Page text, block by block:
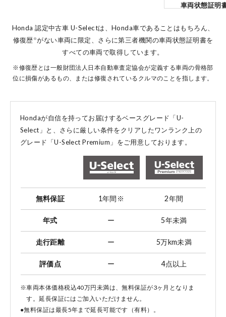
車両状態証明
Honda 認定中古車 U-Selectは、Honda車であることはもちろん、
修復歴 ※がない車両に限定、 さらに第三者機関の車両状態証明書を
すべての車両で取得しています。
※修復歴とは一般財団法人日本自動車査定協会が定義する車両の骨格部
位に損傷があるもの、または修復されているクルマのことを指します。
Hondaが自信を持ってお届けするベースグレード「U-
Select」と、 さらに厳しい条件をクリアしたワンランク上の
グレード「U-Select Premium」をご用意しております。
無料保証 1年間 ※ 2年間
年式 ー 5年未満
走行距離 ー 5万km未満
評価点 ー 4点以上
※車両本体価格税込40万円未満は、無料保証が3ヶ月となりま
す。延長保証にはご加入いただけません。
●無料保証は最長5年まで延長可能です（有料）。